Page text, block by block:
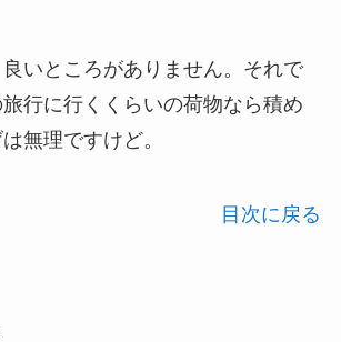
いところがありません。それで
行に行くくらいの荷物なら積め
無理ですけど。
目次に戻る